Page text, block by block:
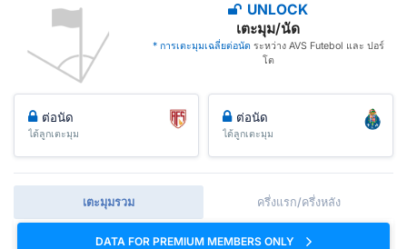
UNLOCK
เตะมุม/นัด
* การเตะมุมเฉลี่ยต่อนัด ระหว่าง AVS Futebol และ ปอร์
โต
ต่อนัด
ได้ลูกเตะมุม
ต่อนัด
ได้ลูกเตะมุม
เตะมุมรวม ครึ่งแรก/ครึ่งหลัง
DATA FOR PREMIUM MEMBERS ONLY